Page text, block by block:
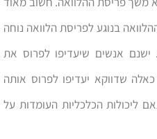
בנוגע לפריסת הלוואה נוחה
אנשים שיעדיפו לפרוס את
שדווקא יעדיפו לפרוס אותה
ליכולות הכלכליות העומדות על